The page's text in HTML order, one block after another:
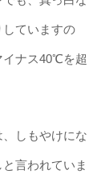
ていますの
イナス40℃を超
しもやけにな
言われていま